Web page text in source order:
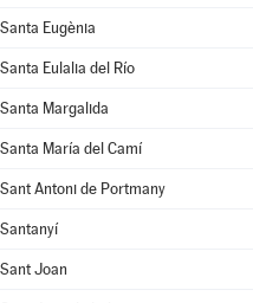
Santa Eugènia
Santa Eulalia del Río
Santa Margalida
Santa María del Camí
Sant Antoni de Portmany
Santanyí
Sant Joan